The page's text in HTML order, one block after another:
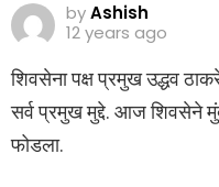
byAshish
12 years ago
शिवसेना पक्ष प्रमुख उद्धव
सर्व प्रमुख मुद्दे. आज शिवसेने
फोडला.